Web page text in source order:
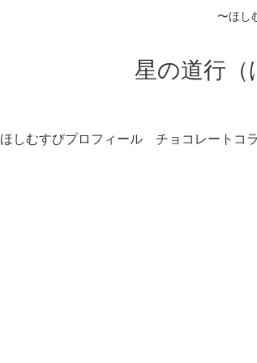
〜ほし
星の道行（
ほしむすびプロフィール チョコレートコ